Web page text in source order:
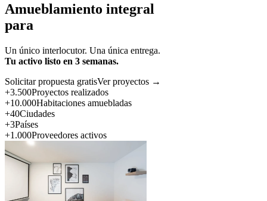
Amueblamiento integral
para
Un único interlocutor. Una única entrega.
Tu activo listo en 3 semanas.
Solicitar propuesta gratisVer proyectos →
+3.500Proyectos realizados
+10.000Habitaciones amuebladas
+40Ciudades
+3Países
+1.000Proveedores activos